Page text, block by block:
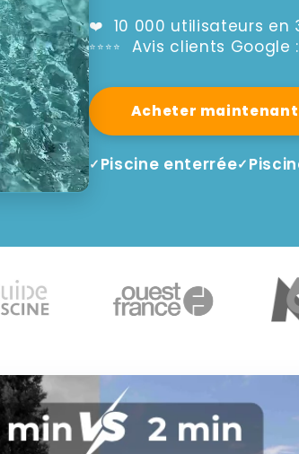
❤️ 10 000 utilisateurs en
⭐⭐⭐⭐ Avis clients Google :
Acheter maintenant
✓ Piscine enterrée✓